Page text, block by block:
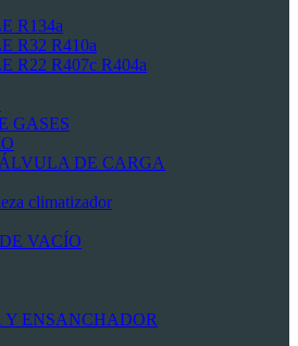
R134a
R32 R410a
R22 R407c R404a
GASES
DE CARGA
climatizador
VACÍO
ENSANCHADOR